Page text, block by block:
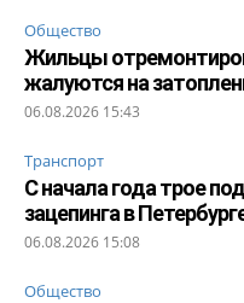
Общество
Жильцы
жалуются на
06.08.2026 15:43
Транспорт
С начала года трое
зацепинга в
06.08.2026 15:08
Общество